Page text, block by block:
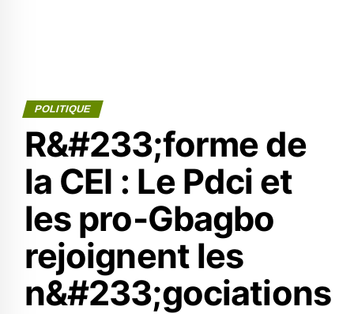
POLITIQUE
R&#233;forme de
la CEI : Le Pdci et
les pro-Gbagbo
rejoignent les
n&#233;gociations